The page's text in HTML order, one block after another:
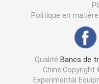
Accessoires pour
Chaise pliante pour
Chaise élévatrice
Politique en
Qualité Bancs de
Chine.Copyright
Experimental